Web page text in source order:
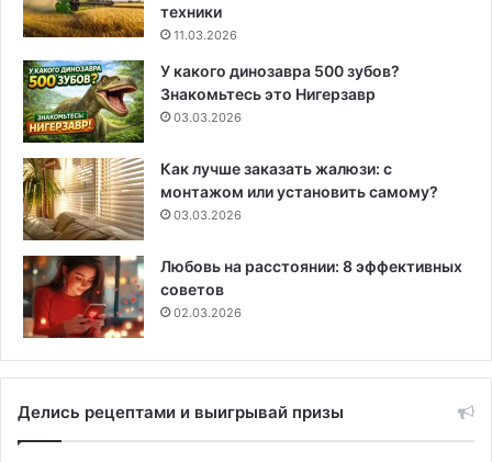
техники
11.03.2026
У какого динозавра 500 зубов?
Знакомьтесь это Нигерзавр
03.03.2026
Как лучше заказать жалюзи: с
монтажом или установить самому?
03.03.2026
Любовь на расстоянии: 8 эффективных
советов
02.03.2026
Делись рецептами и выигрывай призы